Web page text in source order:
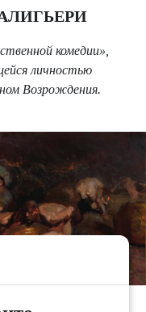
комедии»,
личностью
Возрождения.